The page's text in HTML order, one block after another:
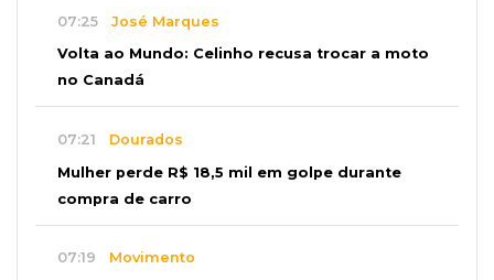
07:25 José Marques
Volta ao Mundo: Celinho recusa trocar a moto
no Canadá
07:21 Dourados
Mulher perde R$ 18,5 mil em golpe durante
compra de carro
07:19 Movimento